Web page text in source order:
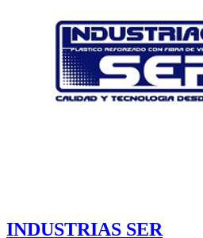
INDUSTRIAS SER